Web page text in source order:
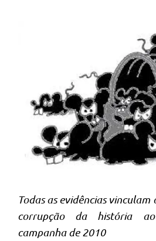
Todas as evidências
corrupção da história
campanha de 2010